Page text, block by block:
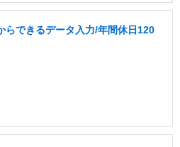
らできるデータ入力/年間休日120